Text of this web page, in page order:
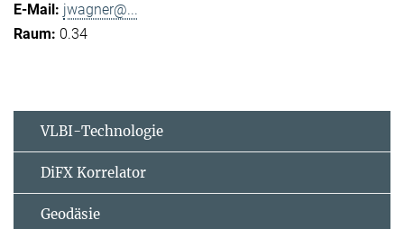
jwagner@...
0.34
VLBI-Technologie
DiFX Korrelator
Geodäsie